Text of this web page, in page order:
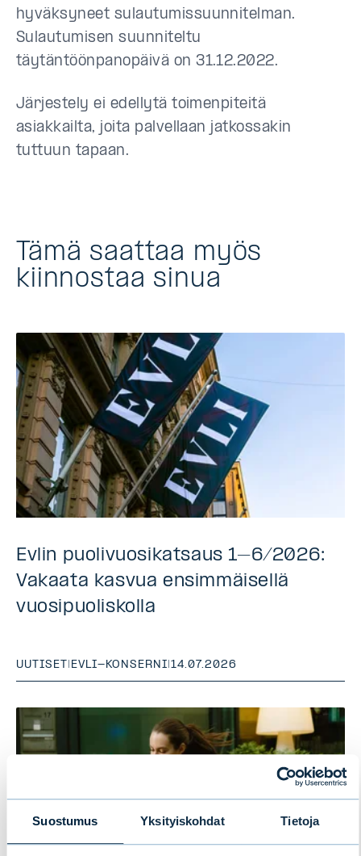
Suostumus Yksityiskohdat Tietoja
hyväksyneet sulautumissuunnitelman.
Sulautumisen suunniteltu
täytäntöönpanopäivä on 31.12.2022.
Järjestely ei edellytä toimenpiteitä
asiakkailta, joita palvellaan jatkossakin
tuttuun tapaan.
Tämä saattaa myös
kiinnostaa sinua
Evlin puolivuosikatsaus 1–6/2026:
Vakaata kasvua ensimmäisellä
vuosipuoliskolla
UUTISET | EVLI-KONSERNI|14.07.2026